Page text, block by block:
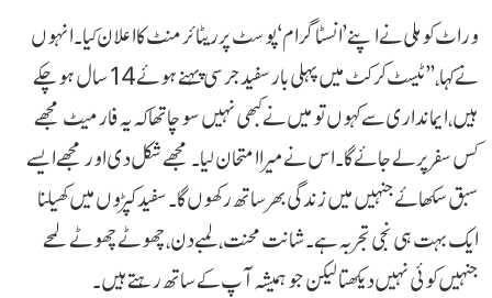
وراٹ کوہلی نے اپنے ’انسٹاگرام‘ پوسٹ پر ریٹائرمنٹ کا اعلان کیا۔ انہوں
نے کہا، ’’ٹیسٹ کرکٹ میں پہلی بار سفید جرسی پہنے ہوئے 14 سال ہو چکے
ہیں، ایمانداری سے کہوں تو میں نے کبھی نہیں سوچا تھا کہ یہ فارمیٹ مجھے
کس سفر پر لے جائے گا۔ اس نے میرا امتحان لیا۔ مجھے شکل دی اور مجھے ایسے
سبق سکھائے جنہیں میں زندگی بھر ساتھ رکھوں گا۔ سفید کپڑوں میں کھیلنا
ایک بہت ہی نجی تجربہ ہے۔ شانت محنت، لمبے دن، چھوٹے چھوٹے لمحے
جنہیں کوئی نہیں دیکھتا لیکن جو ہمیشہ آپ کے ساتھ رہتے ہیں۔